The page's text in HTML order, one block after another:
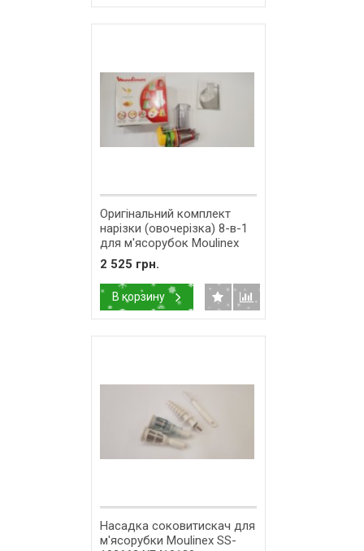
Оригінальний комплект
нарізки (овочерізка) 8-в-1
для м'ясорубок Moulinex
XF403030
2 525 грн.
В корзину
Насадка соковитискач для
м'ясорубки Moulinex SS-